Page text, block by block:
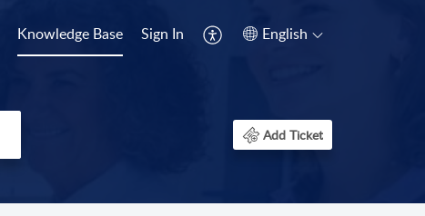
Knowledge Base Sign In English
Add Ticket